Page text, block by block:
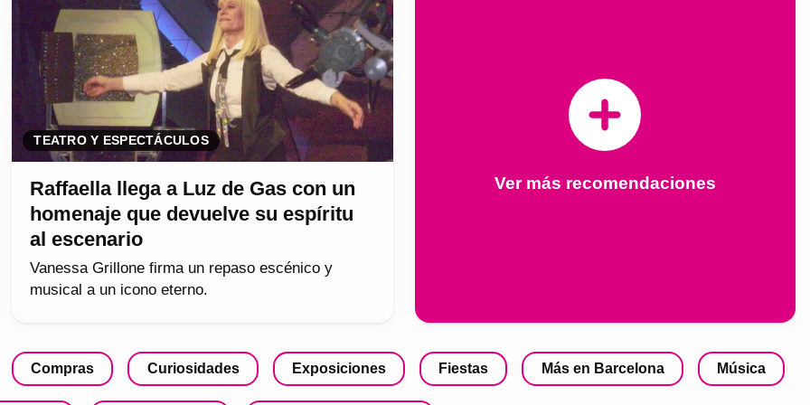
TEATRO Y ESPECTÁCULOS
Raffaella llega a Luz de Gas con un
homenaje que devuelve su espíritu
al escenario
Vanessa Grillone firma un repaso escénico y
musical a un icono eterno.
Ver más recomendaciones
Compras Curiosidades Exposiciones Fiestas Más en Barcelona Música